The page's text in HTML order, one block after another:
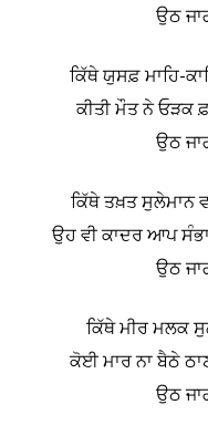
ਉਠ
ਕਿੱਥੇ ਯੁਸਫ਼ ਮਾਹਿ-
ਕੀਤੀ ਮੌਤ ਨੇ ਓੜਕ
ਉਠ
ਕਿੱਥੇ ਤਖ਼ਤ ਸੁਲੇਮਾਨ
ਉਹ ਵੀ ਕਾਦਰ ਆਪ
ਉਠ
ਕਿੱਥੇ ਮੀਰ ਮਲਕ
ਕੋਈ ਮਾਰ ਨਾ ਬੈਠੇ
ਉਠ